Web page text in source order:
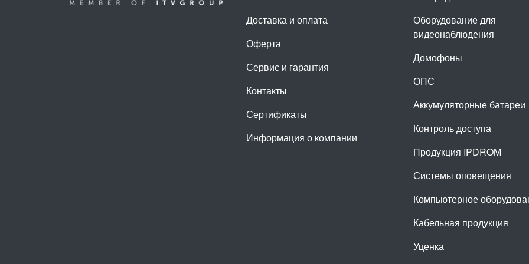
Доставка и оплата
Оферта
Сервис и гарантия
Контакты
Сертификаты
Информация о компании
Оборудование для
видеонаблюдения
Домофоны
ОПС
Аккумуляторные батареи
Контроль доступа
Продукция IPDROM
Системы оповещения
Компьютерное
Кабельная продукция
Уценка